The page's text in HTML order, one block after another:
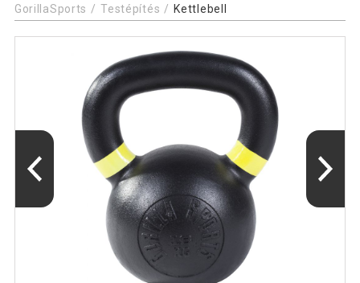
GorillaSports Testépítés Kettlebell